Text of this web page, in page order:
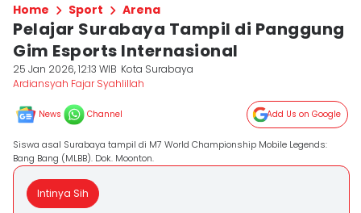
Home Sport Arena
Pelajar Surabaya Tampil di Panggung
Gim Esports Internasional
25 Jan 2026, 12:13 WIB Kota Surabaya
Ardiansyah Fajar Syahlillah
News Channel Add Us on Google
Siswa asal Surabaya tampil di M7 World Championship Mobile Legends:
Bang Bang (MLBB). Dok. Moonton.
Intinya Sih